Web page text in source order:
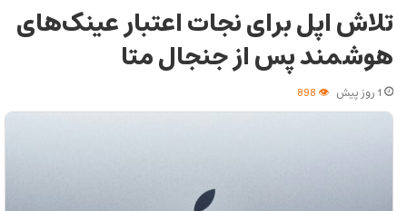
تلاش اپل برای نجات اعتبار عینک‌های
هوشمند پس از جنجال متا
1 روز پیش